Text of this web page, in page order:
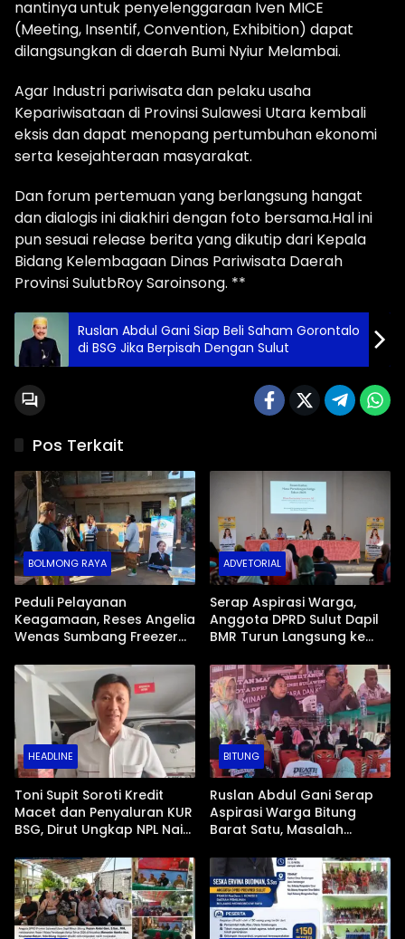
nantinya untuk penyelenggaraan Iven MICE
(Meeting, Insentif, Convention, Exhibition) dapat
dilangsungkan di daerah Bumi Nyiur Melambai.
Agar Industri pariwisata dan pelaku usaha
Kepariwisataan di Provinsi Sulawesi Utara kembali
eksis dan dapat menopang pertumbuhan ekonomi
serta kesejahteraan masyarakat.
Dan forum pertemuan yang berlangsung hangat
dan dialogis ini diakhiri dengan foto bersama.Hal ini
pun sesuai release berita yang dikutip dari Kepala
Bidang Kelembagaan Dinas Pariwisata Daerah
Provinsi SulutbRoy Saroinsong. **
Ruslan Abdul Gani Siap Beli Saham Gorontalo
di BSG Jika Berpisah Dengan Sulut
Pos Terkait
BOLMONG RAYA
Peduli Pelayanan
Keagamaan, Reses Angelia
Wenas Sumbang Freezer
di Mopugad Bolmong
ADVETORIAL
Serap Aspirasi Warga,
Anggota DPRD Sulut Dapil
BMR Turun Langsung ke
HEADLINE
Toni Supit Soroti Kredit
Macet dan Penyaluran KUR
BSG, Dirut Ungkap NPL Naik
BITUNG
Ruslan Abdul Gani Serap
Aspirasi Warga Bitung
Barat Satu, Masalah
Jadi Prioritas